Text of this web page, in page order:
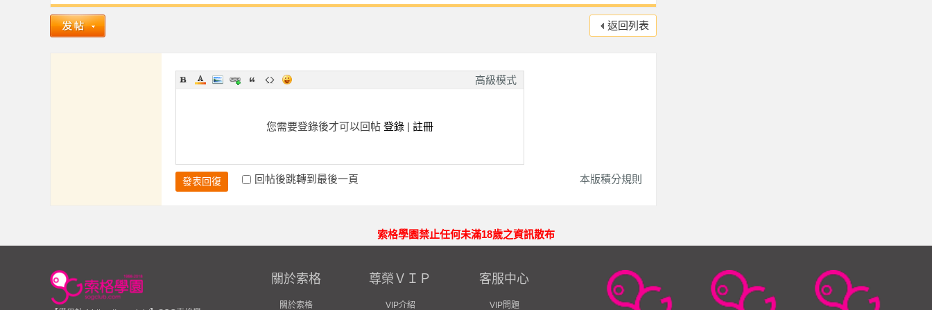
返回列表
高級模式
您需要登錄後才可以回帖 登錄 | 註冊
本版積分規則
發表回復 回帖後跳轉到最後一頁
索格學園禁止任何未滿18歲之資訊散布
關於索格
關於索格
尊榮ＶＩＰ
VIP介紹
客服中心
VIP問題